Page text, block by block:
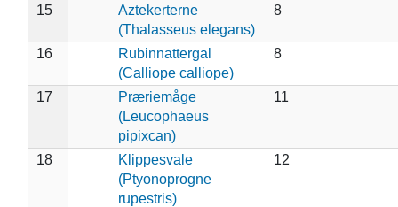
15
Aztekerterne
(Thalasseus elegans)
8
16
Rubinnattergal
(Calliope calliope)
8
17
Præriemåge
(Leucophaeus
pipixcan)
11
18
Klippesvale
(Ptyonoprogne
rupestris)
12